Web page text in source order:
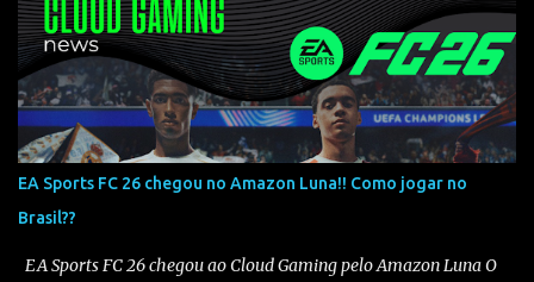
EA Sports FC 26 chegou no Amazon Luna!! Como jogar no
Brasil??
EA Sports FC 26 chegou ao Cloud Gaming pelo Amazon Luna O